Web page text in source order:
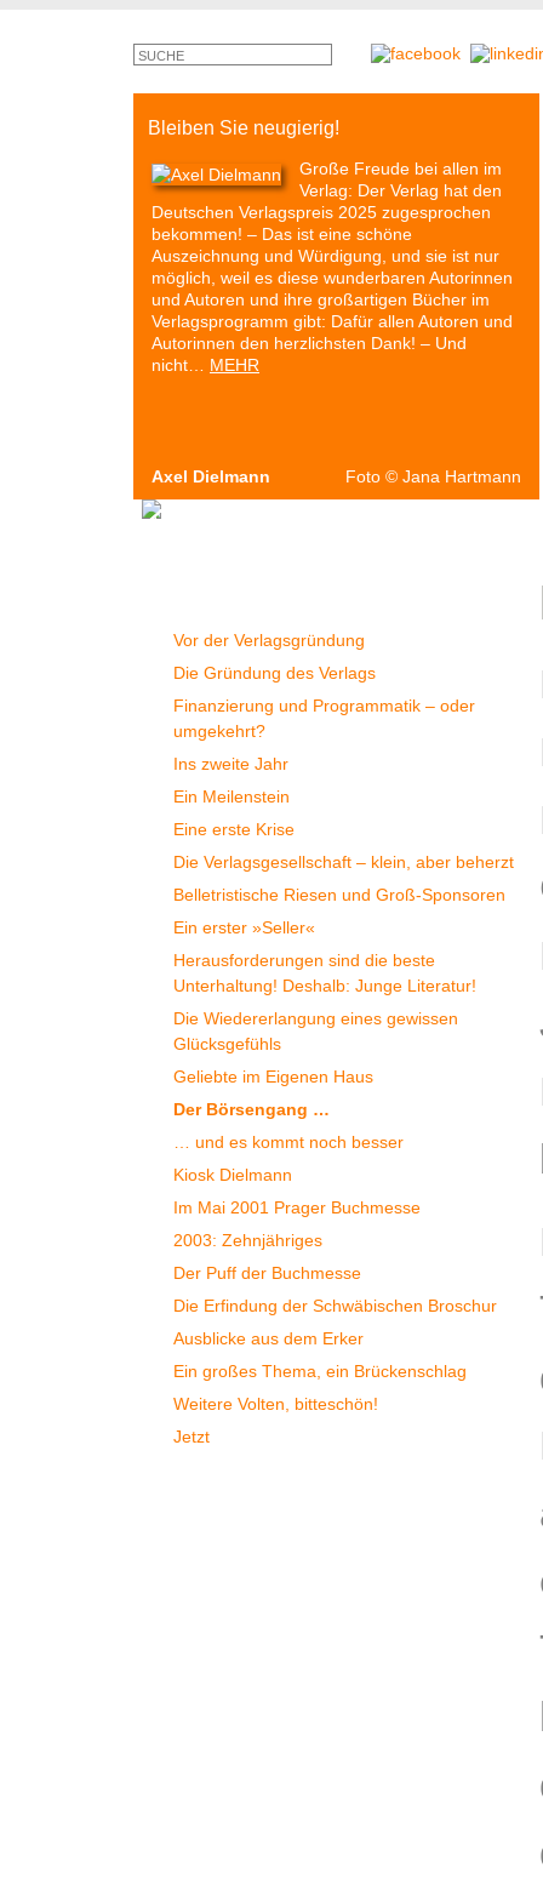
Bleiben Sie neugierig!
Große Freude bei allen im
Verlag: Der Verlag hat den
Deutschen Verlagspreis 2025 zugesprochen
bekommen! – Das ist eine schöne
Auszeichnung und Würdigung, und sie ist nur
möglich, weil es diese wunderbaren Autorinnen
und Autoren und ihre großartigen Bücher im
Verlagsprogramm gibt: Dafür allen Autoren und
Autorinnen den herzlichsten Dank! – Und
nicht… MEHR
Axel Dielmann Foto © Jana Hartmann
Autoren & Bücher
Vor der Verlagsgründung
Die Gründung des Verlags
Finanzierung und Programmatik – oder
umgekehrt?
Ins zweite Jahr
Ein Meilenstein
Eine erste Krise
Die Verlagsgesellschaft – klein, aber beherzt
Belletristische Riesen und Groß-Sponsoren
Ein erster »Seller«
Herausforderungen sind die beste
Unterhaltung! Deshalb: Junge Literatur!
Die Wiedererlangung eines gewissen
Glücksgefühls
Geliebte im Eigenen Haus
Der Börsengang …
… und es kommt noch besser
Kiosk Dielmann
Im Mai 2001 Prager Buchmesse
2003: Zehnjähriges
Der Puff der Buchmesse
Die Erfindung der Schwäbischen Broschur
Ausblicke aus dem Erker
Ein großes Thema, ein Brückenschlag
Weitere Volten, bitteschön!
Jetzt